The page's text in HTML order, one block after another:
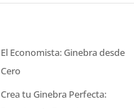
El Economista: Ginebra desde
Cero
Crea tu Ginebra Perfecta: